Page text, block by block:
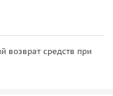
возврат средств при